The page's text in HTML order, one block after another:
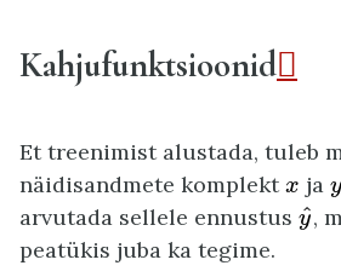
Kahjufunktsioonid
Et treenimist alustada, tuleb
näidisandmete komplekt x
x ja y
y
arvutada sellele ennustus ^
y
y ^
,
peatükis juba ka tegime.